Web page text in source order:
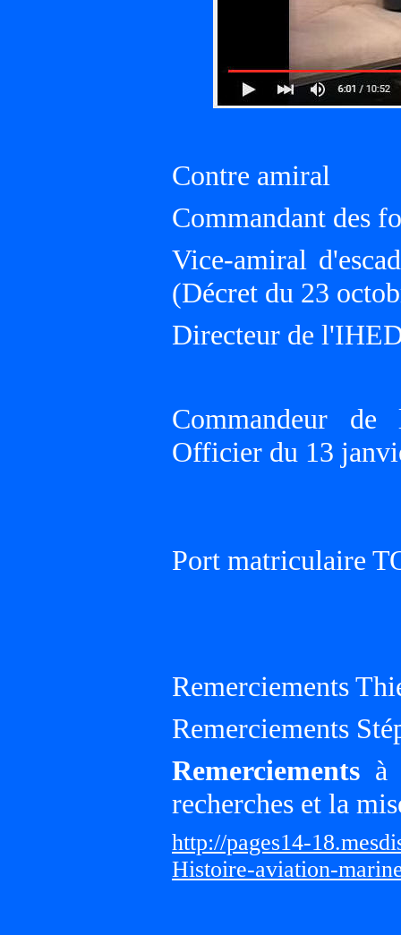
Contre amiral
Commandant des
Vice-amiral
(Décret du 23
Directeur de
Commandeur
Officier du 13
Port matriculaire
Remerciements
Remerciements
Remerciements à
recherches et la
http://pages14-
Histoire-aviation-